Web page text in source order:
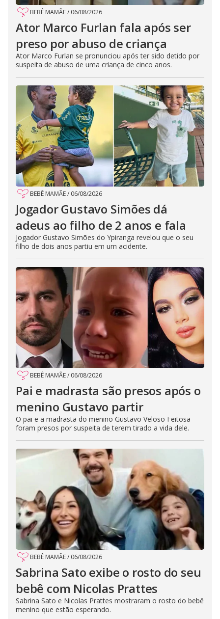
BEBÊ MAMÃE/ 06/08/2026
Ator Marco Furlan fala após ser
preso por abuso de criança
Ator Marco Furlan se pronunciou após ter sido detido por
suspeita de abuso de uma criança de cinco anos.
BEBÊ MAMÃE/ 06/08/2026
Jogador Gustavo Simões dá
adeus ao filho de 2 anos e fala
Jogador Gustavo Simões do Ypiranga revelou que o seu
filho de dois anos partiu em um acidente.
BEBÊ MAMÃE/ 06/08/2026
Pai e madrasta são presos após o
menino Gustavo partir
O pai e a madrasta do menino Gustavo Veloso Feitosa
foram presos por suspeita de terem tirado a vida dele.
BEBÊ MAMÃE/ 06/08/2026
Sabrina Sato exibe o rosto do seu
bebê com Nicolas Prattes
Sabrina Sato e Nicolas Prattes mostraram o rosto do bebê
menino que estão esperando.